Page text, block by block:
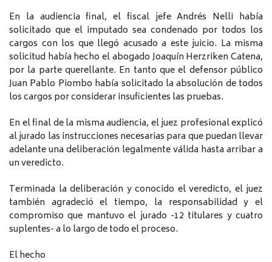
En la audiencia final, el fiscal jefe Andrés Nelli había
solicitado que el imputado sea condenado por todos los
cargos con los que llegó acusado a este juicio. La misma
solicitud había hecho el abogado Joaquín Herzriken Catena,
por la parte querellante. En tanto que el defensor público
Juan Pablo Piombo había solicitado la absolución de todos
los cargos por considerar insuficientes las pruebas.
En el final de la misma audiencia, el juez profesional explicó
al jurado las instrucciones necesarias para que puedan llevar
adelante una deliberación legalmente válida hasta arribar a
un veredicto.
Terminada la deliberación y conocido el veredicto, el juez
también agradeció el tiempo, la responsabilidad y el
compromiso que mantuvo el jurado -12 titulares y cuatro
suplentes- a lo largo de todo el proceso.
El hecho